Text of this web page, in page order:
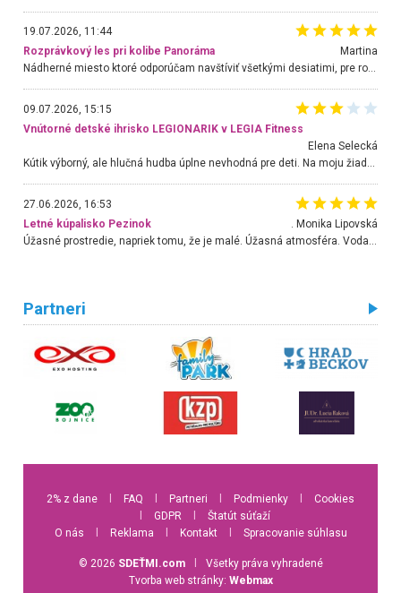
19.07.2026, 11:44
Rozprávkový les pri kolibe Panoráma
Martina
Nádherné miesto ktoré odporúčam navštíviť všetkými desiatimi, pre rodiny s deťmi, dôchodcom... Proste a jednoducho ozaj rozprávkový les.. určite ešte prídeme. Odniesli sme si na pamiatku krásne tričká,
09.07.2026, 15:15
Vnútorné detské ihrisko LEGIONARIK v LEGIA Fitness
Elena Selecká
Kútik výborný, ale hlučná hudba úplne nevhodná pre deti. Na moju žiadosť o aspoň sušenie nereagovali.
27.06.2026, 16:53
Letné kúpalisko Pezinok
. Monika Lipovská
Partneri
2% z dane FAQ Partneri Podmienky
Cookies
GDPR
Štatút súťaží
O nás
Reklama Kontakt Spracovanie súhlasu
© 2026 SDEŤMI.com
Všetky práva vyhradené
Tvorba web stránky: Webmax